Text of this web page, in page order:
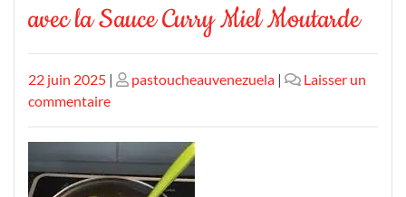
avec la Sauce Curry Miel Moutarde
Publié
le
22 juin 2025 | Publié
pastoucheauvenezuela |
Laisser un
commentairesur
l’Harmonie
des
Saveurs